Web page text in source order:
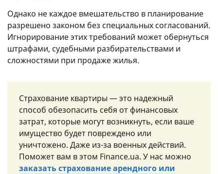
Однако не каждое вмешательство в планирование
разрешено законом без специальных согласований.
Игнорирование этих требований может обернуться
штрафами, судебными разбирательствами и
сложностями при продаже жилья.
Страхование квартиры — это надежный
способ обезопасить себя от финансовых
затрат, которые могут возникнуть, если ваше
имущество будет повреждено или
уничтожено. Даже из-за военных действий.
Поможет вам в этом Finance.ua. У нас можно
заказать страхование арендного или